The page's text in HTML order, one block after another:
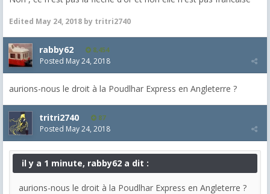
Edited May 24, 2018 by tritri2740
rabby62 8,454
Posted May 24, 2018
aurions-nous le droit à la Poudlhar Express en Angleterre ?
tritri2740 87
Posted May 24, 2018
il y a 1 minute, rabby62 a dit :
aurions-nous le droit à la Poudlhar Express en Angleterre ?